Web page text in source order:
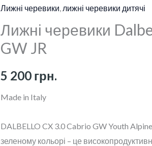
Лижні черевики лижні черевики дитячі
Лижні черевики
GW JR
5 200 грн.
Made in Italy
DALBELLO CX 3.0 Cabrio GW Youth
зеленому кольорі – це
Dalbello
3.0
Cabrio
JR
кількість